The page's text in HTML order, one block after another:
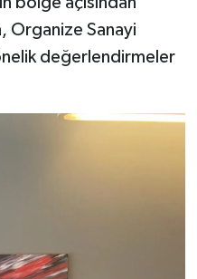
Organize Sanayi
değerlendirmeler